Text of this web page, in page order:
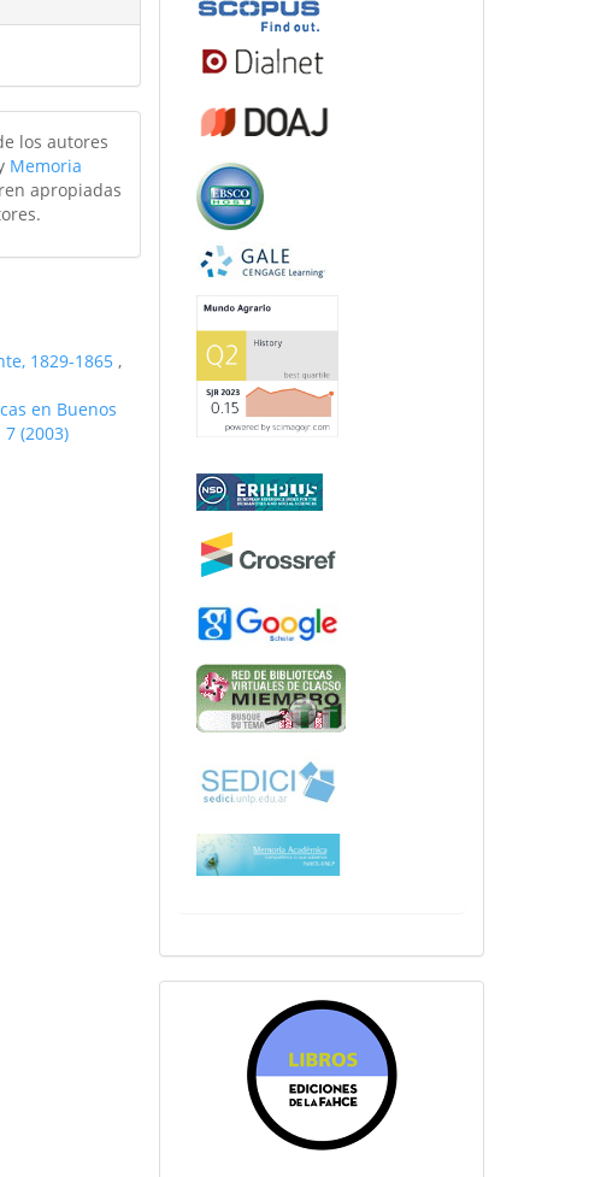
los autores
Memoria
apropiadas
1829-1865 ,
en Buenos
(2003)